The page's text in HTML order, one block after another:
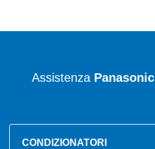
Assistenza Panasonic
CONDIZIONATORI